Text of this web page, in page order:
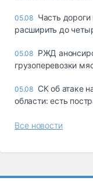
05.08 Часть
расширить до
05.08 РЖД
грузоперевозки
05.08 СК об атаке
области: есть
Все новости